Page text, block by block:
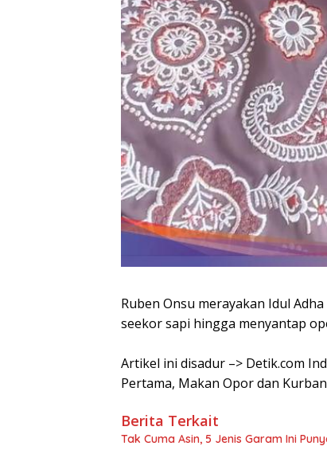
Ruben Onsu merayakan Idul
seekor sapi hingga menyantap
Artikel ini disadur –> Detik.com
Pertama, Makan Opor dan
Berita Terkait
Tak Cuma Asin, 5 Jenis Garam Ini